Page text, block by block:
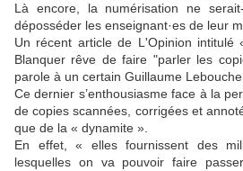
Là encore, la numérisation ne
déposséder les enseignant·es de leur
Un récent article de L'Opinion intitulé
Blanquer rêve de faire "parler les
parole à un certain Guillaume
Ce dernier s’enthousiasme face à la
de copies scannées, corrigées et
que de la « dynamite ».
En effet, « elles fournissent des
lesquelles on va pouvoir faire